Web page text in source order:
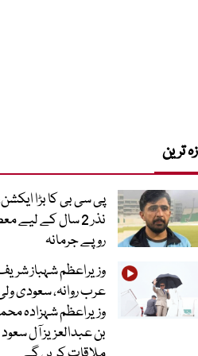
ترین
پی سی بی کا بڑا
روپے جرمانہ
وزیراعظم شہباز
عرب روانہ، سعودی
وزیراعظم شہزادہ
بن عبدالعزیز آل